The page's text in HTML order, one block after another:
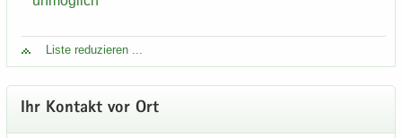
Liste re­du­zie­ren ...
Ihr Kon­takt vor Ort